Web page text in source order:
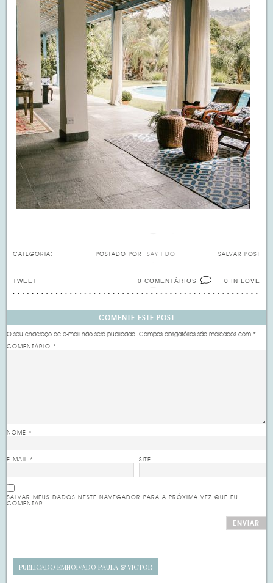
CATEGORIA: SALVAR POST
POSTADO POR: SAY I DO
0 IN LOVE
0 COMENTÁRIOS
TWEET
COMENTE ESTE POST
O seu endereço de e-mail não será publicado. Campos obrigatórios são marcados com*
COMENTÁRIO*
NOME*
E-MAIL* SITE
SALVAR MEUS DADOS NESTE NAVEGADOR PARA A PRÓXIMA VEZ QUE EU
COMENTAR.
PUBLICADO EMNOIVADO PAULA & VICTOR